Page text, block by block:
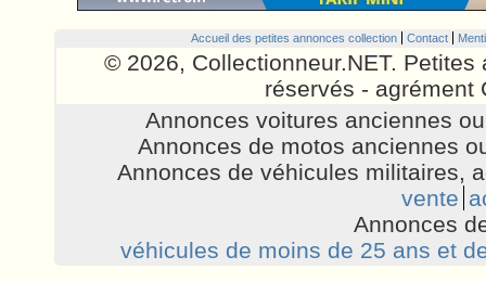
Accueil des petites annonces collection Contact
© 2026, Collectionneur.NET.
réservés - agrément
Annonces voitures anciennes
Annonces de motos anciennes
Annonces de véhicules militaires,
vente
Annonces
véhicules de moins de 25 ans et